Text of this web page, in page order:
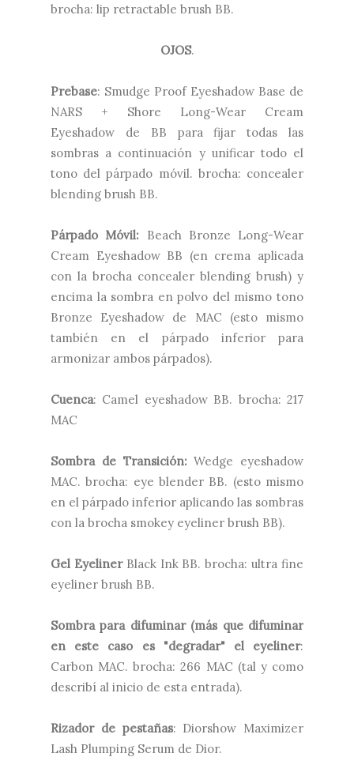
brocha: lip retractable brush BB.
OJOS.
Prebase: Smudge Proof Eyeshadow Base de
NARS + Shore Long-Wear Cream
Eyeshadow de BB para fijar todas las
sombras a continuación y unificar todo el
tono del párpado móvil. brocha: concealer
blending brush BB.
Párpado Móvil: Beach Bronze Long-Wear
Cream Eyeshadow BB (en crema aplicada
con la brocha concealer blending brush) y
encima la sombra en polvo del mismo tono
Bronze Eyeshadow de MAC (esto mismo
también en el párpado inferior para
armonizar ambos párpados).
Cuenca: Camel eyeshadow BB. brocha: 217
MAC
Sombra de Transición: Wedge eyeshadow
MAC. brocha: eye blender BB. (esto mismo
en el párpado inferior aplicando las sombras
con la brocha smokey eyeliner brush BB).
Gel Eyeliner Black Ink BB. brocha: ultra fine
eyeliner brush BB.
Sombra para difuminar (más que difuminar
en este caso es "degradar" el eyeliner:
Carbon MAC. brocha: 266 MAC (tal y como
describí al inicio de esta entrada).
Rizador de pestañas: Diorshow Maximizer
Lash Plumping Serum de Dior.